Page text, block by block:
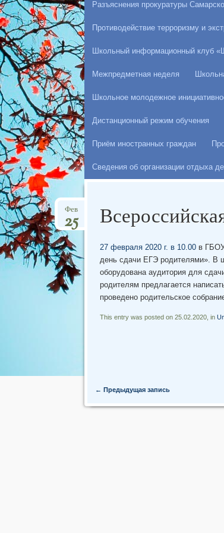
Разъяснения прокуратуры
Противодействие терроризму и
Школьный информационный клуб
Межпредметная неделя
Школьное молодежное
Дистанционный режим обучения
Приём иностранных граждан
Сведения об организации отдыха
Фев
25
27 февраля 2020 г. в 10.00в ГБОУ
день сдачи ЕГЭ родителями». В
оборудована аудитория для
родителям предлагается
проведено родительское
This entry was posted on 25.02.2020, in
Post navigation
← Предыдущая запись